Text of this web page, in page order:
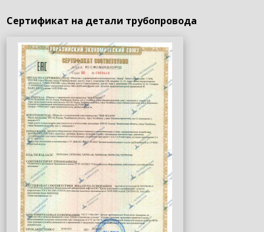
Сертификат на детали трубопровода